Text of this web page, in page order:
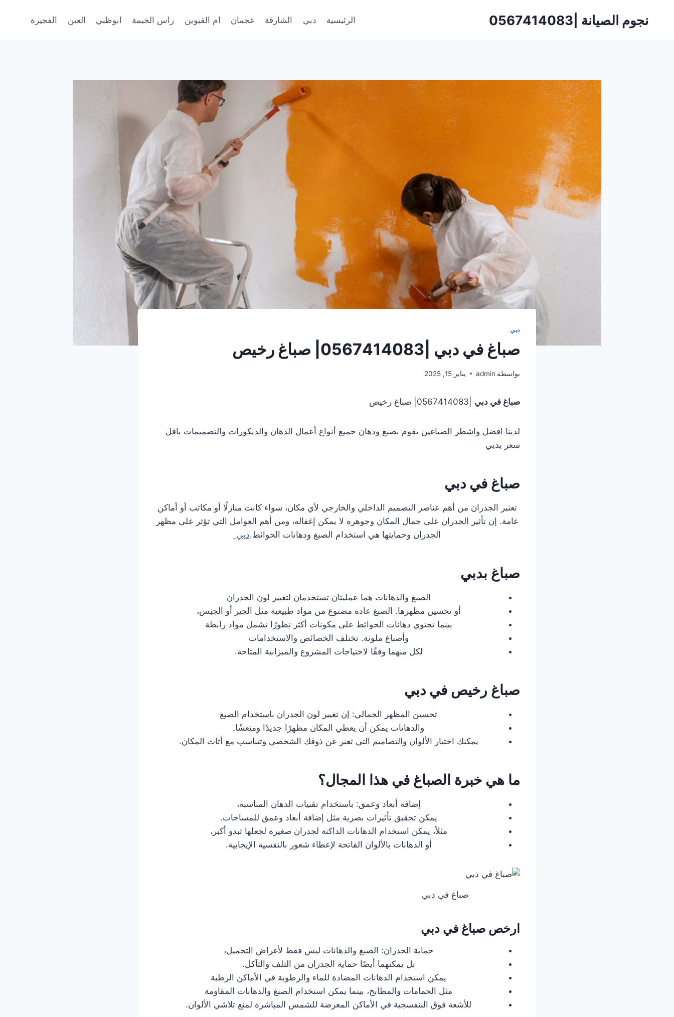
نجوم الصيانة |0567414083 الرئيسية دبي الشارقة عجمان ام القيوين راس الخيمة ابوظبي العين الفجيرة
دبي
صباغ في دبي |0567414083| صباغ رخيص
بواسطة admin يناير 15, 2025
صباغ في دبي
لدينا افضل واشطر الصباغين يقوم بصبغ ودهان جميع أنواع أعمال الدهان والديكورات والتصميمات باقل
سعر بدبي
صباغ في دبي
تعتبر الجدران من أهم عناصر التصميم الداخلي والخارجي لأي مكان، سواء كانت منازلًا أو مكاتب أو أماكن
عامة. إن تأثير الجدران على جمال المكان وجوهره لا يمكن إغفاله، ومن أهم العوامل التي تؤثر على مظهر
الجدران وحمايتها هي استخدام الصبغ ودهانات الحوائط.دبي
صباغ بدبي
الصبغ والدهانات هما عمليتان تستخدمان لتغيير لون الجدران
أو تحسين مظهرها. الصبغ عادة مصنوع من مواد طبيعية مثل الجير أو الجبس،
بينما تحتوي دهانات الحوائط على مكونات أكثر تطورًا تشمل مواد رابطة
وأصباغ ملونة. تختلف الخصائص والاستخدامات
لكل منهما وفقًا لاحتياجات المشروع والميزانية المتاحة.
صباغ رخيص في دبي
تحسين المظهر الجمالي: إن تغيير لون الجدران باستخدام الصبغ
والدهانات يمكن أن يعطي المكان مظهرًا جديدًا ومنعشًا.
يمكنك اختيار الألوان والتصاميم التي تعبر عن ذوقك الشخصي وتتناسب مع أثاث المكان.
ما هي خبرة الصباغ في هذا المجال؟
إضافة أبعاد وعمق: باستخدام تقنيات الدهان المناسبة،
يمكن تحقيق تأثيرات بصرية مثل إضافة أبعاد وعمق للمساحات.
مثلاً، يمكن استخدام الدهانات الداكنة لجدران صغيرة لجعلها تبدو أكبر،
أو الدهانات بالألوان الفاتحة لإعطاء شعور بالنفسية الإيجابية.
صباغ في دبي
ارخص صباغ في دبي
حماية الجدران: الصبغ والدهانات ليس فقط لأغراض التجميل،
بل يمكنهما أيضًا حماية الجدران من التلف والتآكل.
يمكن استخدام الدهانات المضادة للماء والرطوبة في الأماكن الرطبة
مثل الحمامات والمطابخ، بينما يمكن استخدام الصبغ والدهانات المقاومة
للأشعة فوق البنفسجية في الأماكن المعرضة للشمس المباشرة لمنع تلاشي الألوان.